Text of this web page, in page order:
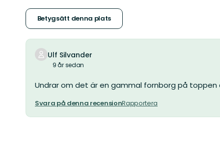
stjärnor
Betygsätt denna plats
Ulf Silvander
9 år sedan
Undrar om det är en gammal fornborg på toppen
Svara på denna recensionRapportera